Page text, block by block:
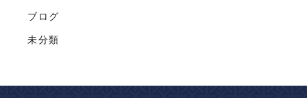
ブログ
未分類